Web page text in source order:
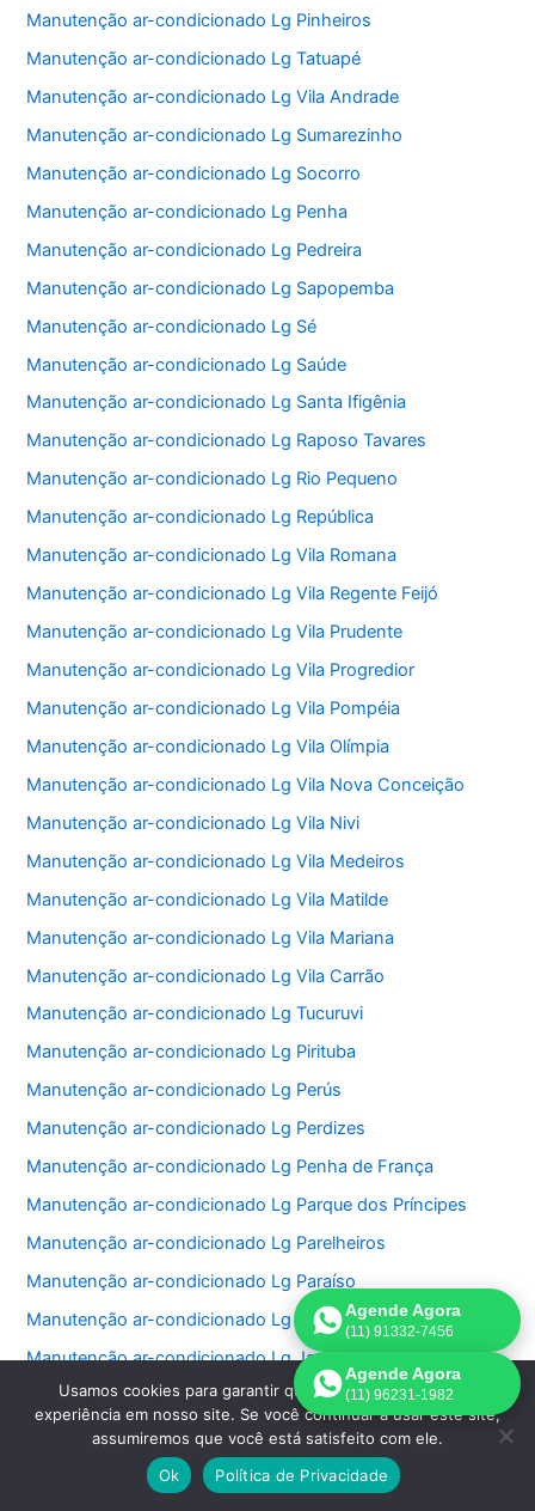
Manutenção ar-condicionado Lg Pinheiros
Manutenção ar-condicionado Lg Tatuapé
Manutenção ar-condicionado Lg Vila Andrade
Manutenção ar-condicionado Lg Sumarezinho
Manutenção ar-condicionado Lg Socorro
Manutenção ar-condicionado Lg Penha
Manutenção ar-condicionado Lg Pedreira
Manutenção ar-condicionado Lg Sapopemba
Manutenção ar-condicionado Lg Sé
Manutenção ar-condicionado Lg Saúde
Manutenção ar-condicionado Lg Santa Ifigênia
Manutenção ar-condicionado Lg Raposo Tavares
Manutenção ar-condicionado Lg Rio Pequeno
Manutenção ar-condicionado Lg República
Manutenção ar-condicionado Lg Vila Romana
Manutenção ar-condicionado Lg Vila Regente Feijó
Manutenção ar-condicionado Lg Vila Prudente
Manutenção ar-condicionado Lg Vila Progredior
Manutenção ar-condicionado Lg Vila Pompéia
Manutenção ar-condicionado Lg Vila Olímpia
Manutenção ar-condicionado Lg Vila Nova Conceição
Manutenção ar-condicionado Lg Vila Nivi
Manutenção ar-condicionado Lg Vila Medeiros
Manutenção ar-condicionado Lg Vila Matilde
Manutenção ar-condicionado Lg Vila Mariana
Manutenção ar-condicionado Lg Vila Carrão
Manutenção ar-condicionado Lg Tucuruvi
Manutenção ar-condicionado Lg Pirituba
Manutenção ar-condicionado Lg Perús
Manutenção ar-condicionado Lg Perdizes
Manutenção ar-condicionado Lg Penha de França
Manutenção ar-condicionado Lg Parque dos Príncipes
Manutenção ar-condicionado Lg Parelheiros
Manutenção ar-condicionado Lg Paraíso
Manutenção ar-condicionado Lg Jardim São Bento
Manutenção ar-condicionado Lg Jardim Paulistano
Manutenção ar-condicionado Lg Jardim Paulista
Manutenção ar-condicionado Lg Jardim Morumbi
Manutenção ar-condicionado Lg Jardim Fonte do Morumbi
Agende Agora
(11) 91332-7456
Agende Agora
(11) 96231-1982
Usamos cookies para garantir que oferecemos a melhor
experiência em nosso site. Se você continuar a usar este site,
assumiremos que você está satisfeito com ele.
Ok
Política de Privacidade